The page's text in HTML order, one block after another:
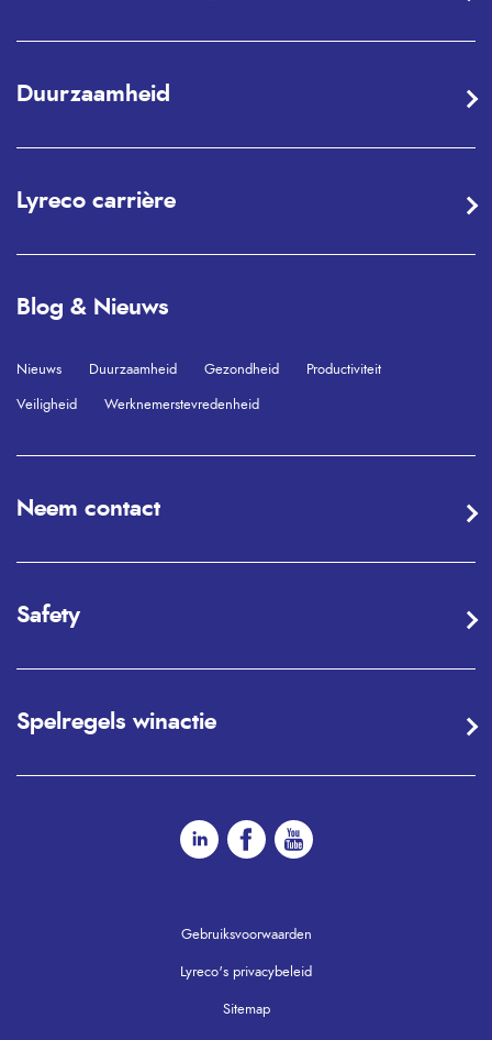
Duurzaamheid
Lyreco carrière
Blog & Nieuws
Nieuws Duurzaamheid Gezondheid Productiviteit
Veiligheid Werknemerstevredenheid
Neem contact
Safety
Spelregels winactie
Gebruiksvoorwaarden
Lyreco's privacybeleid
Sitemap